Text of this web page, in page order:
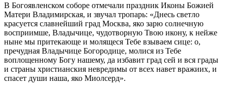
В Богоявленском соборе отмечали праздник Иконы Божией
Матери Владимирская, и звучал тропарь: «Днесь светло
красуется славнейший град Москва, яко зарю солнечную
восприимше, Владычице, чудотворную Твою икону, к нейже
ныне мы притекающе и молящеся Тебе взываем сице: о,
пречудная Владычице Богородице, молися из Тебе
воплощенному Богу нашему, да избавит град сей и вся грады
и страны христианския невредимы от всех навет вражиих, и
спасет души наша, яко Миолсерд».